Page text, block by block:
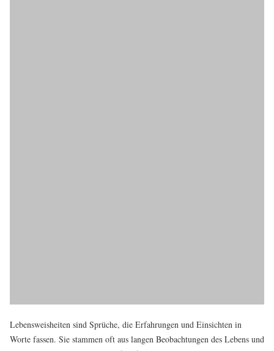
Lebensweisheiten sind Sprüche, die Erfahrungen und Einsichten in
Worte fassen. Sie stammen oft aus langen Beobachtungen des Lebens und